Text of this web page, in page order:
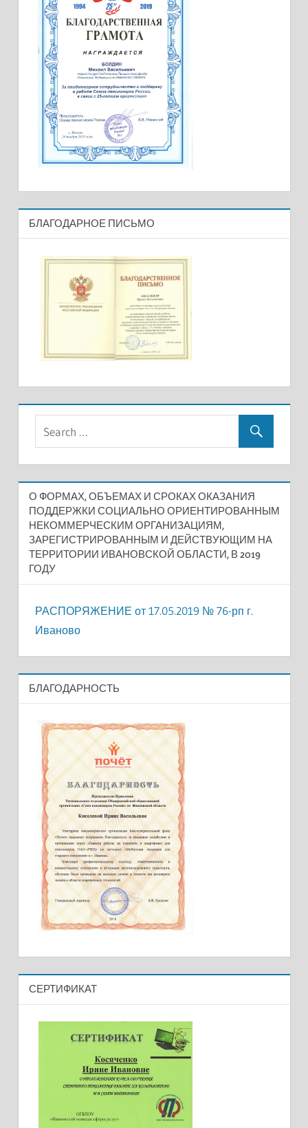
БЛАГОДАРНОЕ ПИСЬМО
О ФОРМАХ, ОБЪЕМАХ И СРОКАХ ОКАЗАНИЯ
ПОДДЕРЖКИ СОЦИАЛЬНО ОРИЕНТИРОВАННЫМ
НЕКОММЕРЧЕСКИМ ОРГАНИЗАЦИЯМ,
ЗАРЕГИСТРИРОВАННЫМ И ДЕЙСТВУЮЩИМ НА
ТЕРРИТОРИИ ИВАНОВСКОЙ ОБЛАСТИ, В 2019
ГОДУ
РАСПОРЯЖЕНИЕ от 17.05.2019 № 76-рп г.
Иваново
БЛАГОДАРНОСТЬ
СЕРТИФИКАТ